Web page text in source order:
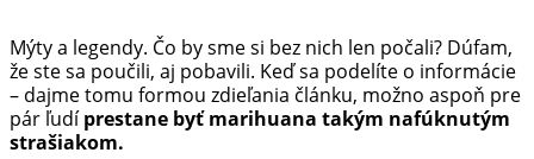
Mýty a legendy. Čo by sme si bez nich len počali? Dúfam,
že ste sa poučili, aj pobavili. Keď sa podelíte o informácie
– dajme tomu formou zdieľania článku, možno aspoň pre
pár ľudíprestane byť marihuana takým nafúknutým
strašiakom.